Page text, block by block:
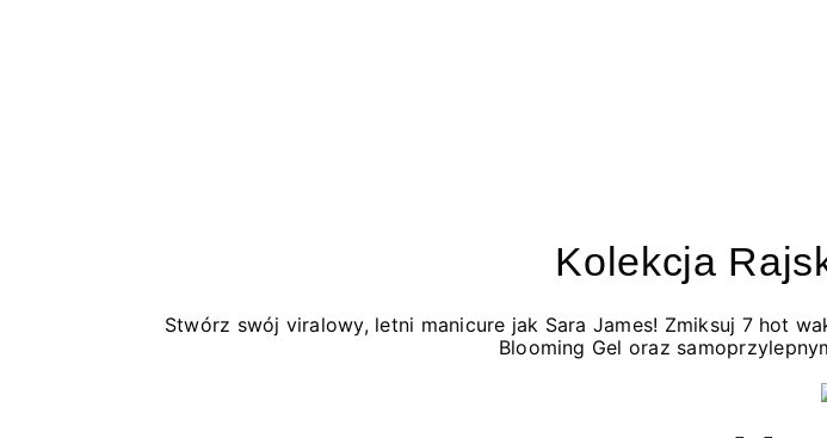
Kolekcja
Stwórz swój viralowy, letni manicure jak Sara James! Zmiksuj 7 hot
Blooming Gel oraz